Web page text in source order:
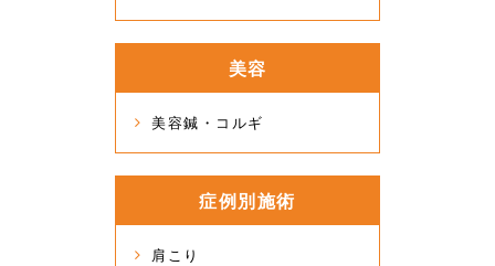
美容
美容鍼・コルギ
症例別施術
肩こり